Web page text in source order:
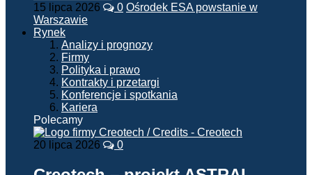
15 lipca 2026 0 Ośrodek ESA powstanie w
Warszawie
Rynek
Analizy i prognozy
Firmy
Polityka i prawo
Kontrakty i przetargi
Konferencje i spotkania
Kariera
Polecamy
20 lipca 2026 0